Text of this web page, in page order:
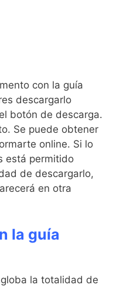
con la guía
descargarlo
botón de descarga.
Se puede obtener
online. Si lo
está permitido
de descargarlo,
en otra
la guía
la totalidad de